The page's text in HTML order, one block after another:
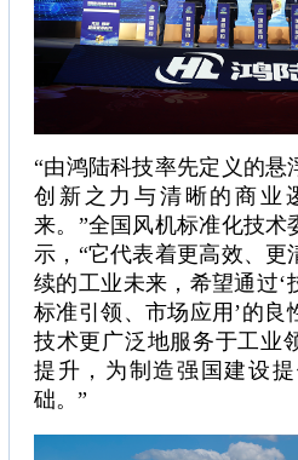
“由鸿陆科技率先定义的悬
创新之力与清晰的商业
来。”全国风机标准化技术
示，“它代表着更高效、
续的工业未来，希望通过‘
标准引领、市场应用’的良
技术更广泛地服务于工业
提升，为制造强国建设
础。”